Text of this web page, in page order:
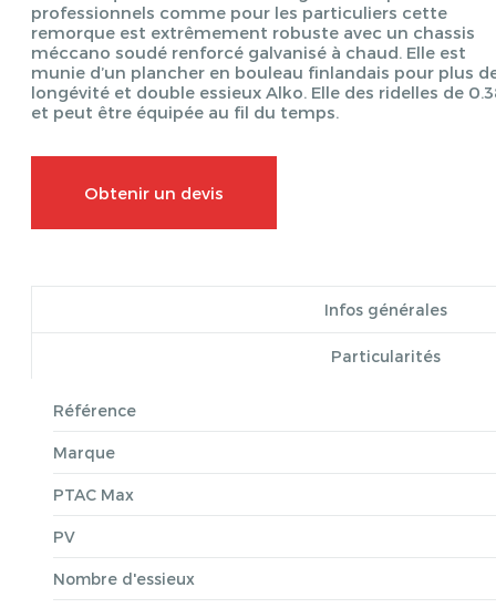
professionnels comme pour les particuliers cette
remorque est extrêmement robuste avec un chassis
méccano soudé renforcé galvanisé à chaud. Elle est
munie d’un plancher en bouleau finlandais pour plus
longévité et double essieux Alko. Elle des ridelles de
et peut être équipée au fil du temps.
Obtenir un devis
Infos générales
Particularités
Référence
Marque
PTAC Max
PV
Nombre d'essieux